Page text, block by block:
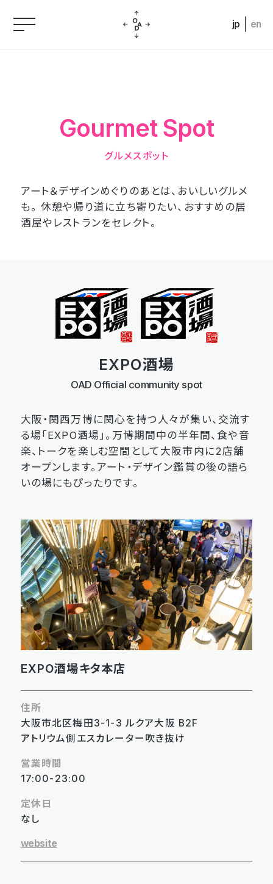
jp en
Gourmet Spot
グルメスポット
アート＆デザインめぐりのあとは、おいしいグルメ
も。 休憩や帰り道に立ち寄りたい、おすすめの居
酒屋やレストランをセレクト。
EXPO酒場
OAD Official community spot
大阪・関西万博に関心を持つ人々が集い、交流す
る場「EXPO酒場」。万博期間中の半年間、食や音
楽、トークを楽しむ空間として大阪市内に2店舗
オープンします。アート・デザイン鑑賞の後の語ら
いの場にもぴったりです。
EXPO酒場キタ本店
住所
大阪市北区梅田3-1-3 ルクア大阪 B2F
アトリウム側エスカレーター吹き抜け
営業時間
17:00-23:00
定休日
なし
website